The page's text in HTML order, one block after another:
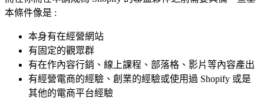
本條件像是 :
本身有在經營網站
有固定的觀眾群
有在作內容行銷、線上課程、部落格、影片等內容產出
有經營電商的經驗、創業的經驗或使用過 Shopify 或是
其他的電商平台經驗